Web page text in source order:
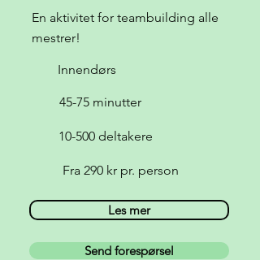
En aktivitet for teambuilding alle
mestrer!
Innendørs
45-75 minutter
10-500 deltakere
Fra 290 kr pr. person
Les mer
Send forespørsel